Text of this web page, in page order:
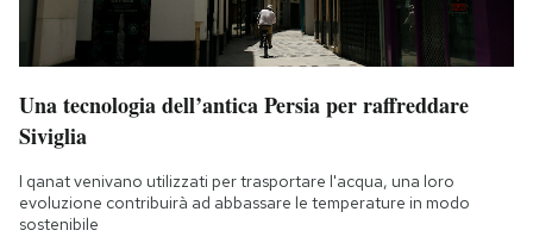
Una tecnologia dell’antica Persia per raffreddare
Siviglia
I qanat venivano utilizzati per trasportare l'acqua, una loro
evoluzione contribuirà ad abbassare le temperature in modo
sostenibile